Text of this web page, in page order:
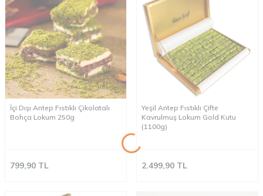
İçi Dışı Antep Fıstıklı Çikolatalı
Bohça Lokum 250g
799,90 TL
Yeşil Antep Fıstıklı Çifte
Kavrulmuş Lokum Gold Kutu
(1100g)
2.499,90 TL